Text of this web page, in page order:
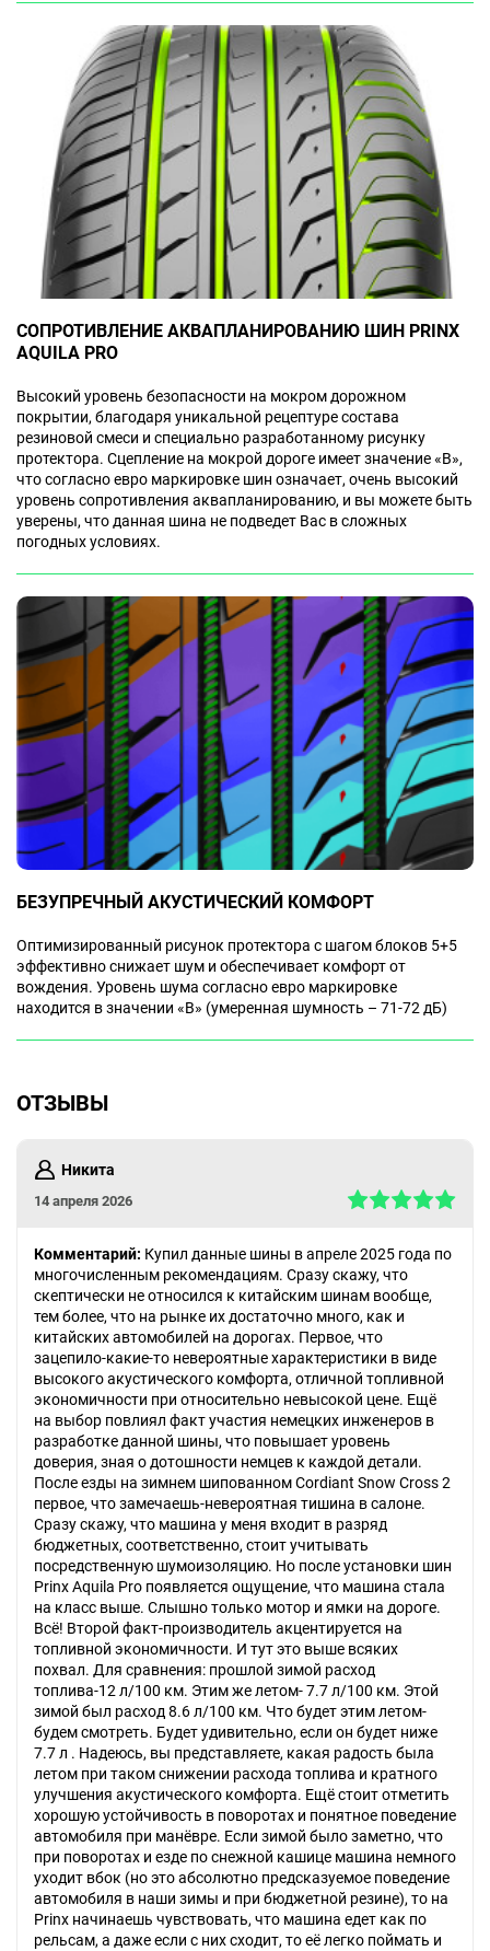
СОПРОТИВЛЕНИЕ АКВАПЛАНИРОВАНИЮ ШИН PRINX
AQUILA PRO
Высокий уровень безопасности на мокром дорожном
покрытии, благодаря уникальной рецептуре состава
резиновой смеси и специально разработанному рисунку
протектора. Сцепление на мокрой дороге имеет значение «B»,
что согласно евро маркировке шин означает, очень высокий
уровень сопротивления аквапланированию, и вы можете быть
уверены, что данная шина не подведет Вас в сложных
погодных условиях.
БЕЗУПРЕЧНЫЙ АКУСТИЧЕСКИЙ КОМФОРТ
Оптимизированный рисунок протектора с шагом блоков 5+5
эффективно снижает шум и обеспечивает комфорт от
вождения. Уровень шума согласно евро маркировке
находится в значении «B» (умеренная шумность – 71-72 дБ)
ОТЗЫВЫ
Никита
14 апреля 2026
Комментарий: Купил данные шины в апреле 2025 года по
многочисленным рекомендациям. Сразу скажу, что
скептически не относился к китайским шинам вообще,
тем более, что на рынке их достаточно много, как и
китайских автомобилей на дорогах. Первое, что
зацепило-какие-то невероятные характеристики в виде
высокого акустического комфорта, отличной топливной
экономичности при относительно невысокой цене. Ещё
на выбор повлиял факт участия немецких инженеров в
разработке данной шины, что повышает уровень
доверия, зная о дотошности немцев к каждой детали.
После езды на зимнем шипованном Cordiant Snow Cross 2
первое, что замечаешь-невероятная тишина в салоне.
Сразу скажу, что машина у меня входит в разряд
бюджетных, соответственно, стоит учитывать
посредственную шумоизоляцию. Но после установки шин
Prinx Aquila Pro появляется ощущение, что машина стала
на класс выше. Слышно только мотор и ямки на дороге.
Всё! Второй факт-производитель акцентируется на
топливной экономичности. И тут это выше всяких
похвал. Для сравнения: прошлой зимой расход
топлива-12 л/100 км. Этим же летом- 7.7 л/100 км. Этой
зимой был расход 8.6 л/100 км. Что будет этим летом-
будем смотреть. Будет удивительно, если он будет ниже
7.7 л . Надеюсь, вы представляете, какая радость была
летом при таком снижении расхода топлива и кратного
улучшения акустического комфорта. Ещё стоит отметить
хорошую устойчивость в поворотах и понятное поведение
автомобиля при манёвре. Если зимой было заметно, что
при поворотах и езде по снежной кашице машина немного
уходит вбок (но это абсолютно предсказуемое поведение
автомобиля в наши зимы и при бюджетной резине), то на
Prinx начинаешь чувствовать, что машина едет как по
рельсам, а даже если с них сходит, то её легко поймать и